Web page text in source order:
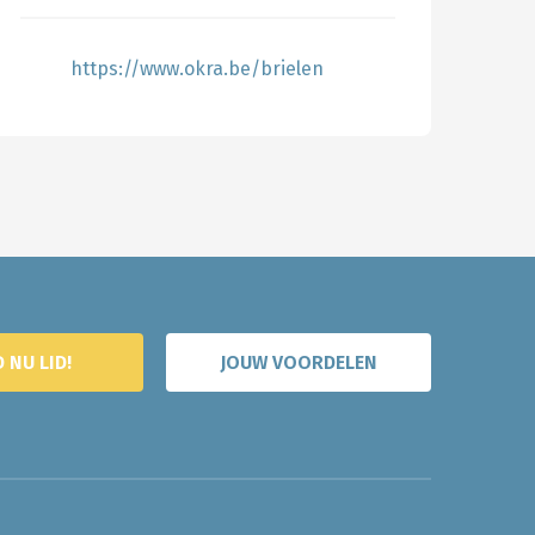
https://www.okra.be/brielen
NU LID! JOUW VOORDELEN